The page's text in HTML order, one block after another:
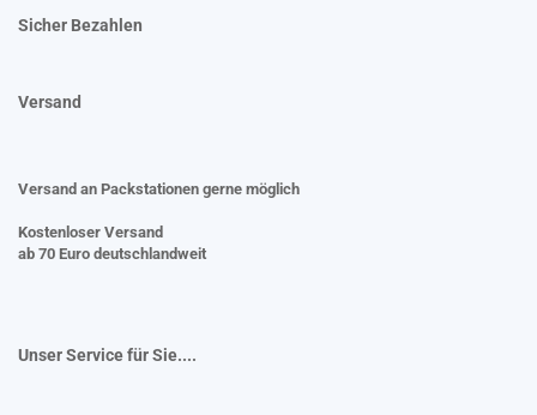
Sicher Bezahlen
Versand
Versand an Packstationen gerne möglich
Kostenloser Versand
ab 70 Euro deutschlandweit
Unser Service für Sie....